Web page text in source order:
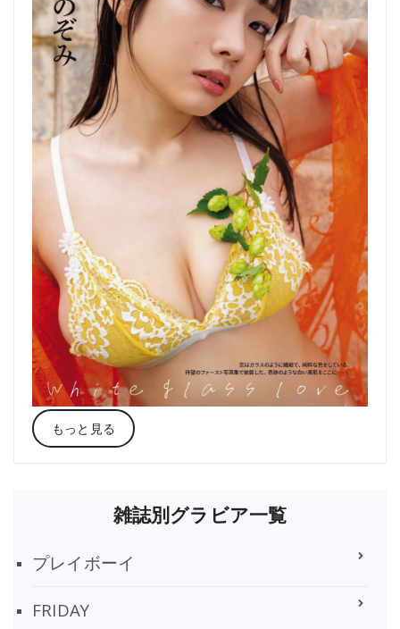
もっと見る
雑誌別グラビア一覧
プレイボーイ
FRIDAY